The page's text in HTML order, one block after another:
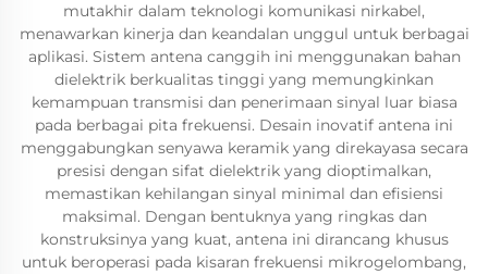
mutakhir dalam teknologi komunikasi nirkabel,
menawarkan kinerja dan keandalan unggul untuk berbagai
aplikasi. Sistem antena canggih ini menggunakan bahan
dielektrik berkualitas tinggi yang memungkinkan
kemampuan transmisi dan penerimaan sinyal luar biasa
pada berbagai pita frekuensi. Desain inovatif antena ini
menggabungkan senyawa keramik yang direkayasa secara
presisi dengan sifat dielektrik yang dioptimalkan,
memastikan kehilangan sinyal minimal dan efisiensi
maksimal. Dengan bentuknya yang ringkas dan
konstruksinya yang kuat, antena ini dirancang khusus
untuk beroperasi pada kisaran frekuensi mikrogelombang,